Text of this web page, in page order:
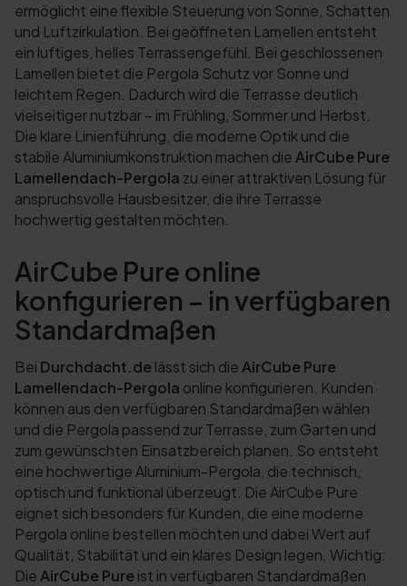
ermöglicht eine flexible Steuerung von Sonne, Schatten
und Luftzirkulation. Bei geöffneten Lamellen entsteht
ein luftiges, helles Terrassengefühl. Bei geschlossenen
Lamellen bietet die Pergola Schutz vor Sonne und
leichtem Regen. Dadurch wird die Terrasse deutlich
vielseitiger nutzbar – im Frühling, Sommer und Herbst.
Die klare Linienführung, die moderne Optik und die
stabile Aluminiumkonstruktion machen die AirCube Pure
Lamellendach-Pergola zu einer attraktiven Lösung für
anspruchsvolle Hausbesitzer, die ihre Terrasse
hochwertig gestalten möchten.
AirCube Pure online
konfigurieren – in verfügbaren
Standardmaßen
Bei Durchdacht.delässt sich die AirCube Pure
Lamellendach-Pergola online konfigurieren. Kunden
können aus den verfügbaren Standardmaßen wählen
und die Pergola passend zur Terrasse, zum Garten und
zum gewünschten Einsatzbereich planen. So entsteht
eine hochwertige Aluminium-Pergola, die technisch,
optisch und funktional überzeugt. Die AirCube Pure
eignet sich besonders für Kunden, die eine moderne
Pergola online bestellen möchten und dabei Wert auf
Qualität, Stabilität und ein klares Design legen. Wichtig:
Die AirCube Pureist in verfügbaren Standardmaßen